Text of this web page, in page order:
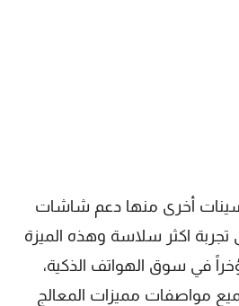
أخرى منها دعم شاشات
تجربة اكثر سلاسة وهذه الميزة
في سوق الهواتف الذكية،
مواصفات مميزات المعالج